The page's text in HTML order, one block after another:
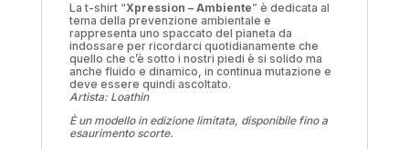
La t-shirt “Xpression – Ambiente” è dedicata al
tema della prevenzione ambientale e
rappresenta uno spaccato del pianeta da
indossare per ricordarci quotidianamente che
quello che c’è sotto i nostri piedi è si solido ma
anche fluido e dinamico, in continua mutazione e
deve essere quindi ascoltato.
Artista: Loathin
È un modello in edizione limitata, disponibile fino a
esaurimento scorte.